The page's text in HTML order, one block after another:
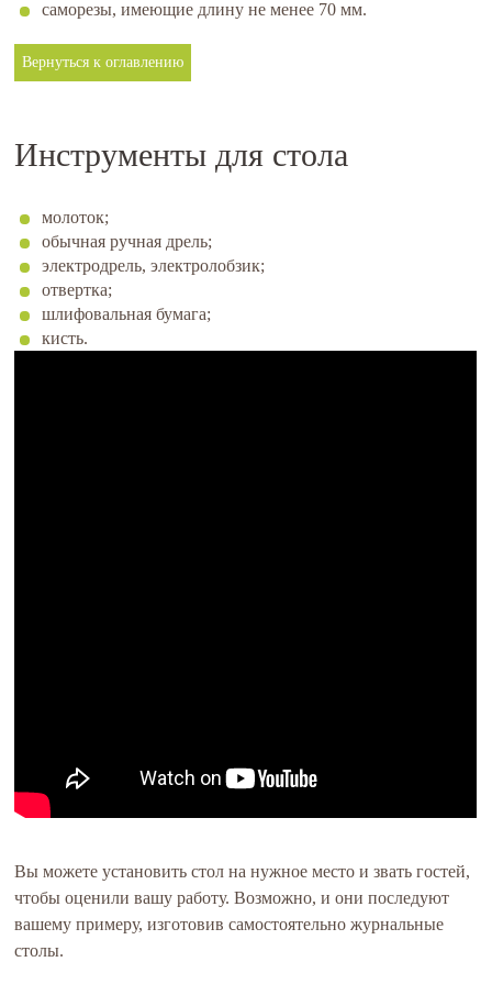
саморезы, имеющие длину не менее 70 мм.
Вернуться к оглавлению
Инструменты для стола
молоток;
обычная ручная дрель;
электродрель, электролобзик;
отвертка;
шлифовальная бумага;
кисть.
Вы можете установить стол на нужное место и звать гостей,
чтобы оценили вашу работу. Возможно, и они последуют
вашему примеру, изготовив самостоятельно журнальные
столы.